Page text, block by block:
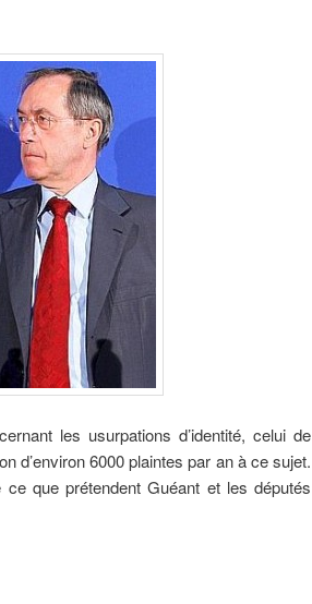
les usurpations d’identité, celui de
d’environ 6000 plaintes par an à ce sujet.
que prétendent Guéant et les députés